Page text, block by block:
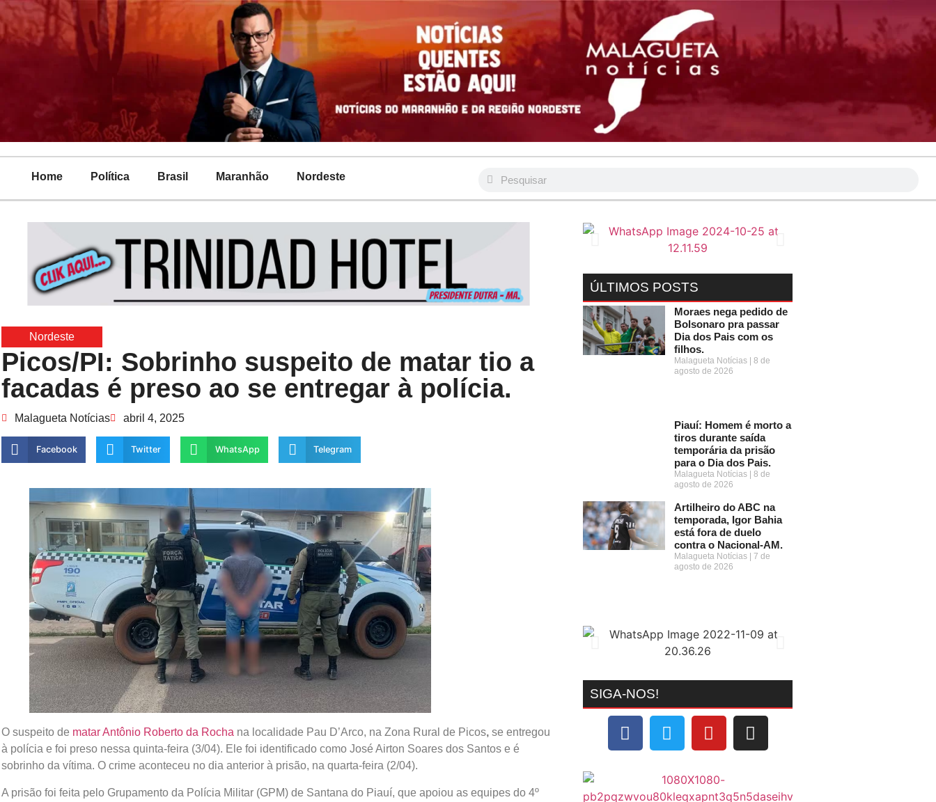
Home Política Brasil Maranhão Nordeste
Nordeste
Picos/PI: Sobrinho suspeito de matar tio a
facadas é preso ao se entregar à polícia.
Malagueta Notícias abril 4, 2025
Facebook Twitter WhatsApp Telegram
O suspeito de matar Antônio Roberto da Rocha na localidade Pau D’Arco, na Zona Rural de Picos, se entregou
à polícia e foi preso nessa quinta-feira (3/04). Ele foi identificado como José Airton Soares dos Santos e é
sobrinho da vítima. O crime aconteceu no dia anterior à prisão, na quarta-feira (2/04).
A prisão foi feita pelo Grupamento da Polícia Militar (GPM) de Santana do Piauí, que apoiou as equipes do 4º
ÚLTIMOS POSTS
Moraes nega pedido de
Bolsonaro pra passar
Dia dos Pais com os
filhos.
Malagueta Notícias
8 de
agosto de 2026
Piauí: Homem é morto a
tiros durante saída
temporária da prisão
para o Dia dos Pais.
Malagueta Notícias
8 de
agosto de 2026
Artilheiro do ABC na
temporada, Igor Bahia
está fora de duelo
contra o Nacional-AM.
Malagueta Notícias
7 de
agosto de 2026
SIGA-NOS!